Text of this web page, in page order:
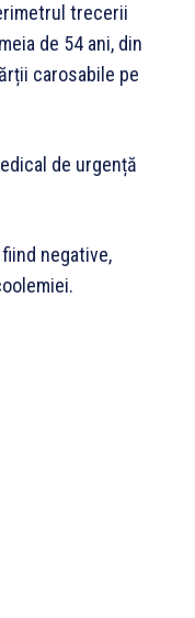
trecerii
de 54 ani, din
carosabile pe
de urgență
negative,